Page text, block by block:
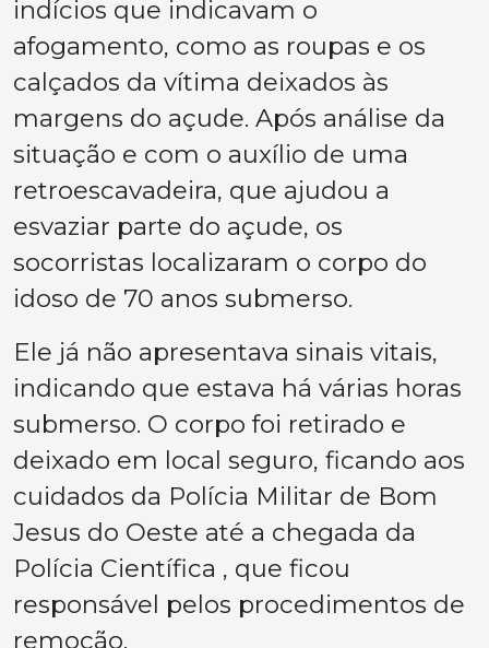
indícios que indicavam o
afogamento, como as roupas e os
calçados da vítima deixados às
margens do açude. Após análise da
situação e com o auxílio de uma
retroescavadeira, que ajudou a
esvaziar parte do açude, os
socorristas localizaram o corpo do
idoso de 70 anos submerso.
Ele já não apresentava sinais vitais,
indicando que estava há várias horas
submerso. O corpo foi retirado e
deixado em local seguro, ficando aos
cuidados da Polícia Militar de Bom
Jesus do Oeste até a chegada da
Polícia Científica , que ficou
responsável pelos procedimentos de
remoção.